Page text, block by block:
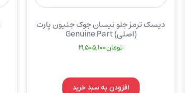
دیسک ترمز جلو نیسان جوک جنیون پارت
(اصلی) Genuine Part
تومان21,505,100
افزودن به سبد خرید